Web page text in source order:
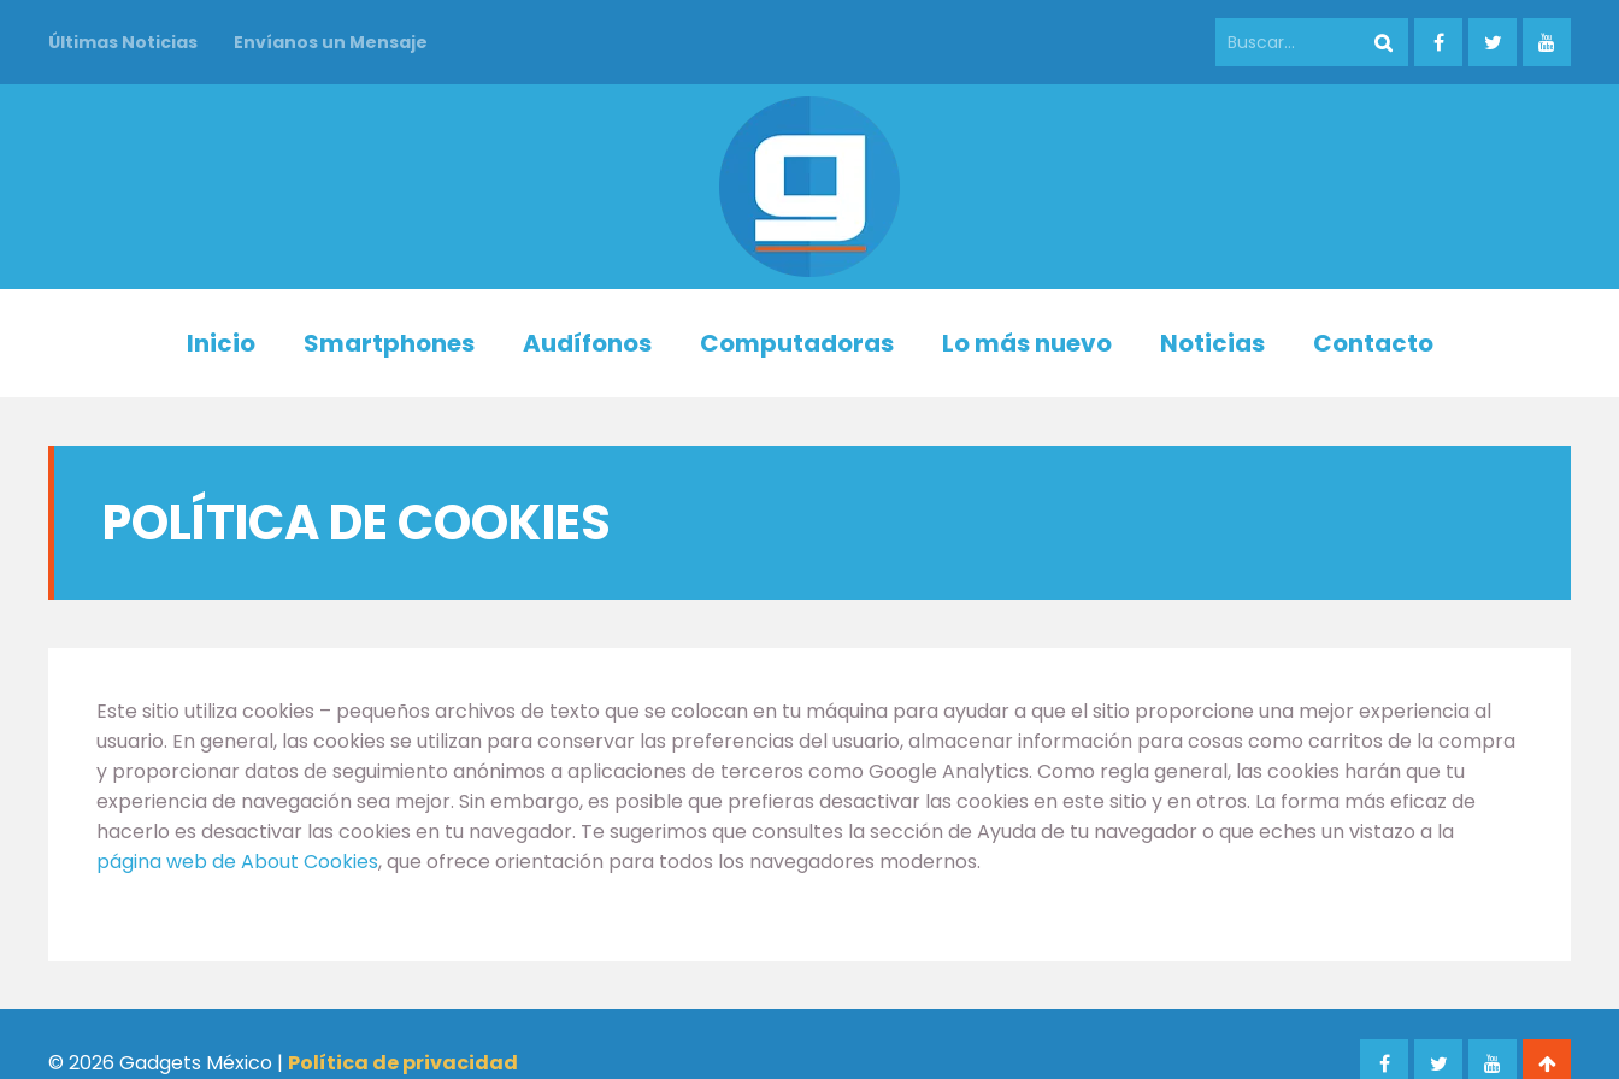
Últimas Noticias Envíanos un Mensaje
Inicio Smartphones Audífonos Computadoras Lo más nuevo Noticias Contacto
POLÍTICA DE COOKIES
Este sitio utiliza cookies – pequeños archivos de texto que se colocan en tu máquina para ayudar a que el sitio proporcione una mejor experiencia al
usuario. En general, las cookies se utilizan para conservar las preferencias del usuario, almacenar información para cosas como carritos de la compra
y proporcionar datos de seguimiento anónimos a aplicaciones de terceros como Google Analytics. Como regla general, las cookies harán que tu
experiencia de navegación sea mejor. Sin embargo, es posible que prefieras desactivar las cookies en este sitio y en otros. La forma más eficaz de
hacerlo es desactivar las cookies en tu navegador. Te sugerimos que consultes la sección de Ayuda de tu navegador o que eches un vistazo a la
página web de About Cookies, que ofrece orientación para todos los navegadores modernos.
© 2026 Gadgets México | Política de privacidad